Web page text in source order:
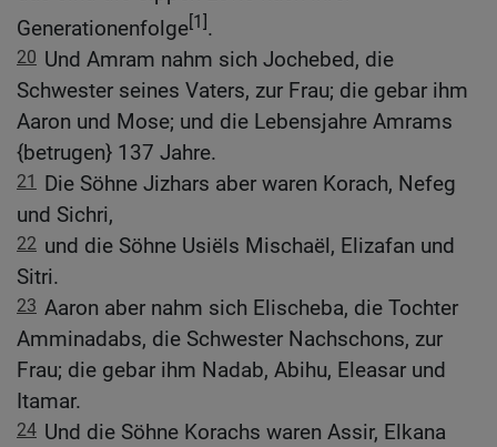
Generationenfolge[1].
20 Und Amram nahm sich Jochebed, die
Schwester seines Vaters, zur Frau; die gebar ihm
Aaron und Mose; und die Lebensjahre Amrams
{betrugen} 137 Jahre.
21
Die Söhne Jizhars aber waren Korach, Nefeg
und Sichri,
22 und die Söhne Usiëls Mischaël, Elizafan und
Sitri.
23 Aaron aber nahm sich Elischeba, die Tochter
Amminadabs, die Schwester Nachschons, zur
Frau; die gebar ihm Nadab, Abihu, Eleasar und
Itamar.
24 Und die Söhne Korachs waren Assir, Elkana